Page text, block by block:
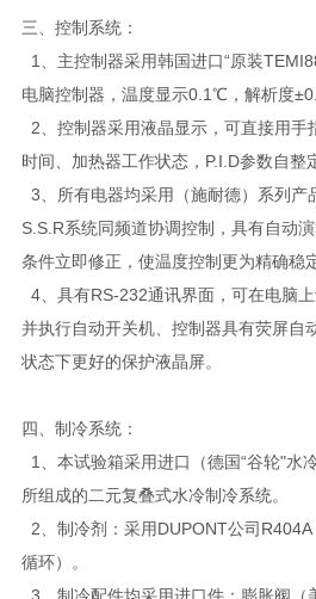
三、控制系统：
1、主控制器采用韩国进口“原装
电脑控制器，温度显示0.1℃，解析度
2、控制器采用液晶显示，可直接用手
时间、加热器工作状态，P.I.D参数自整
3、所有电器均采用（施耐德）系列产
S.S.R系统同频道协调控制，具有自动
条件立即修正，使温度控制更为精确稳定
4、具有RS-232通讯界面，可在电脑
并执行自动开关机、控制器具有荧屏自
状态下更好的保护液晶屏。
四、制冷系统：
1、本试验箱采用进口（德国“谷轮"水
所组成的二元复叠式水冷制冷系统。
2、制冷剂：采用DUPONT公司
循环）。
3、制冷配件均采用进口件：膨胀阀（